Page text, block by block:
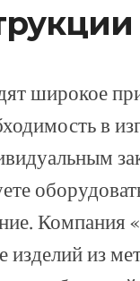
широкое
в
Компания
изделий из